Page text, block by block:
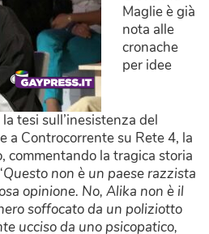
Maglie è già
nota alle
cronache
per idee
tesi sull’inesistenza del
a Controcorrente su Rete 4, la
commentando la tragica storia
Questo non è un paese razzista
opinione. No, Alika non è il
soffocato da un poliziotto
ucciso da uno psicopatico,